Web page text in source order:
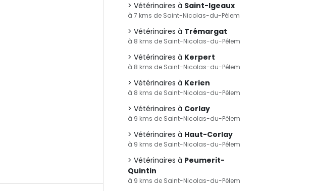
Vétérinaires à Saint-Igeaux
à 7 kms de Saint-Nicolas-du-Pélem
Vétérinaires à Trémargat
à 8 kms de Saint-Nicolas-du-Pélem
Vétérinaires à Kerpert
à 8 kms de Saint-Nicolas-du-Pélem
Vétérinaires à Kerien
à 8 kms de Saint-Nicolas-du-Pélem
Vétérinaires à Corlay
à 9 kms de Saint-Nicolas-du-Pélem
Vétérinaires à Haut-Corlay
à 9 kms de Saint-Nicolas-du-Pélem
Vétérinaires à Peumerit-
Quintin
à 9 kms de Saint-Nicolas-du-Pélem